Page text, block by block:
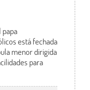
está fechada
menor dirigida
para